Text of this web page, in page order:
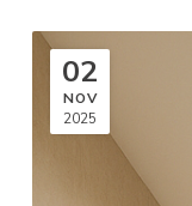
02
NOV
2025